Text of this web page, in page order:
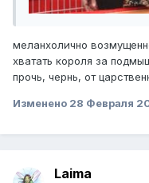
меланхолично
хватать короля за
прочь, чернь, от
Изменено 28 Февраля
Laimа